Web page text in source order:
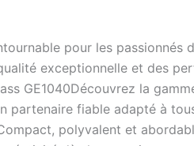
pour les passionnés
exceptionnelle et des
GE1040Découvrez la
partenaire fiable adapté à
polyvalent et